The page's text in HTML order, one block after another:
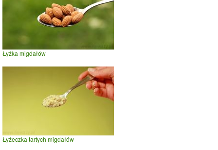
Łyżka migdałów
Łyżeczka tartych migdałów